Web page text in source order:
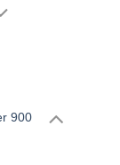
900